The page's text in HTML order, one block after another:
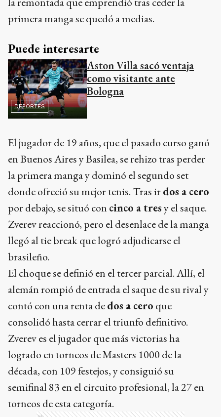
primera manga se quedó a medias.
Puede interesarte
DEPORTES
Aston Villa sacó ventaja
como visitante ante
Bologna
El jugador de 19 años, que el pasado curso ganó
en Buenos Aires y Basilea, se rehizo tras perder
la primera manga y dominó el segundo set
donde ofreció su mejor tenis. Tras irdos a cero
por debajo, se situó con cinco a tresy el saque.
Zverev reaccionó, pero el desenlace de la manga
llegó al tie break que logró adjudicarse el
brasileño.
El choque se definió en el tercer parcial. Allí, el
alemán rompió de entrada el saque de su rival y
contó con una renta dedos a cero que
consolidó hasta cerrar el triunfo definitivo.
Zverev es el jugador que más victorias ha
logrado en torneos de Masters 1000 de la
década, con 109 festejos, y consiguió su
semifinal 83 en el circuito profesional, la 27 en
torneos de esta categoría.
Ads